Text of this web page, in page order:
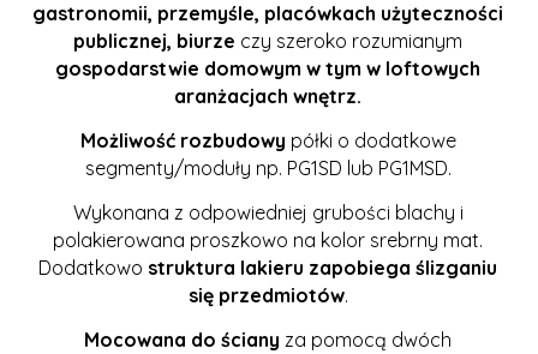
gastronomii, przemyśle, placówkach użyteczności
publicznej, biurze czy szeroko rozumianym
gospodarstwie domowym w tym w loftowych
aranżacjach wnętrz.
Możliwość rozbudowy półki o dodatkowe
segmenty/moduły np. PG1SD lub PG1MSD.
Wykonana z odpowiedniej grubości blachy i
polakierowana proszkowo na kolor srebrny mat.
Dodatkowo struktura lakieru zapobiega ślizganiu
się przedmiotów.
Mocowana do ściany za pomocą dwóch